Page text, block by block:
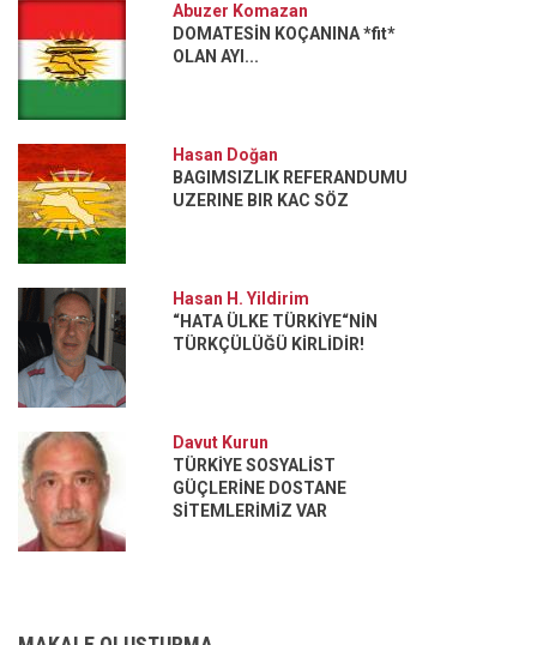
Abuzer Komazan
DOMATESİN KOÇANINA *fit*
OLAN AYI...
Hasan Doğan
BAGIMSIZLIK REFERANDUMU
UZERINE BIR KAC SÖZ
Hasan H. Yildirim
“HATA ÜLKE TÜRKİYE“NİN
TÜRKÇÜLÜĞÜ KİRLİDİR!
Davut Kurun
TÜRKİYE SOSYALİST
GÜÇLERİNE DOSTANE
SİTEMLERİMİZ VAR